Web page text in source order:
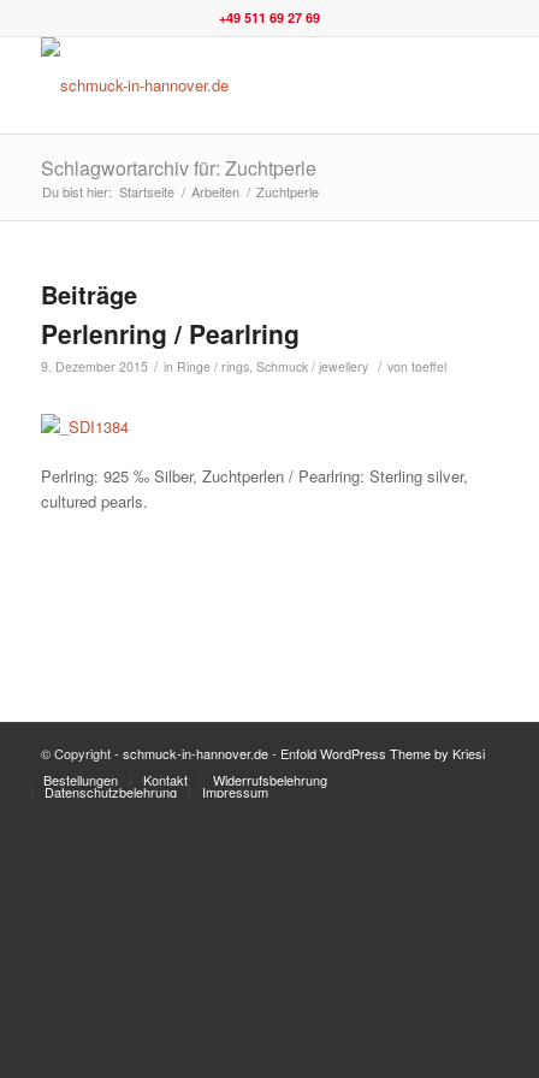
+49 511 69 27 69
Schlagwortarchiv für: Zuchtperle
Du bist hier: Startseite / Arbeiten / Zuchtperle
Beiträge
Perlenring / Pearlring
9. Dezember 2015 / in Ringe / rings, Schmuck / jewellery / von toeffel
Perlring: 925 ‰ Silber, Zuchtperlen / Pearlring: Sterling silver,
cultured pearls.
© Copyright - schmuck-in-hannover.de- Enfold WordPress Theme by Kriesi
Bestellungen
Kontakt Widerrufsbelehrung
Datenschutzbelehrung Impressum